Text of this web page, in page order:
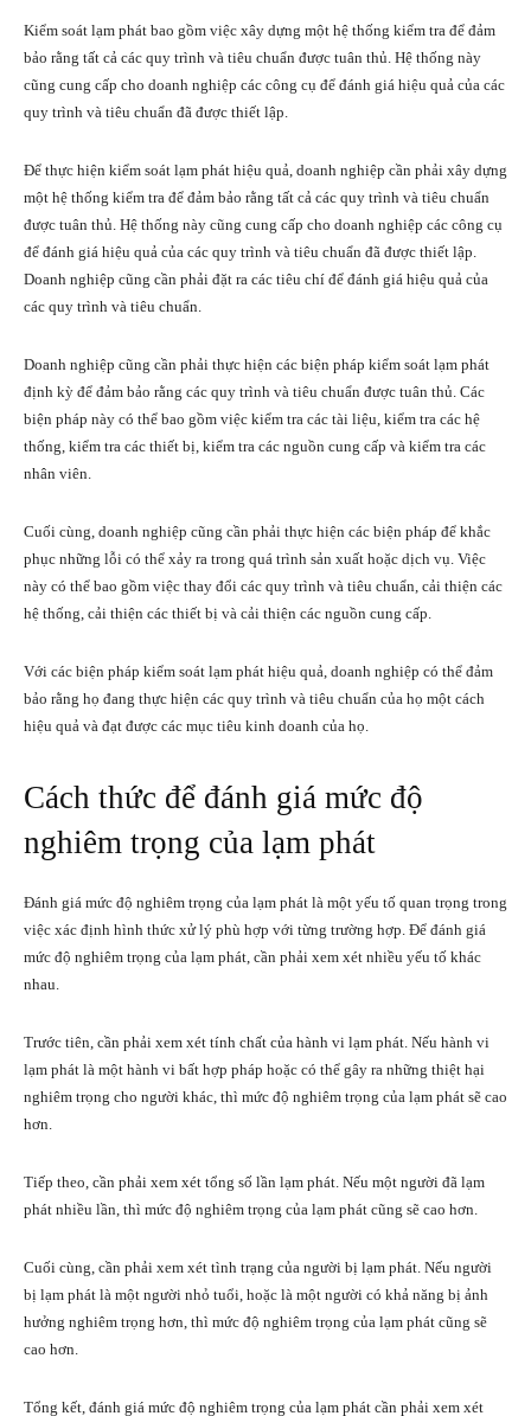
Kiểm soát lạm phát bao gồm việc xây dựng một hệ thống kiểm tra để đảm
bảo rằng tất cả các quy trình và tiêu chuẩn được tuân thủ. Hệ thống này
cũng cung cấp cho doanh nghiệp các công cụ để đánh giá hiệu quả của các
quy trình và tiêu chuẩn đã được thiết lập.
Để thực hiện kiểm soát lạm phát hiệu quả, doanh nghiệp cần phải xây dựng
một hệ thống kiểm tra để đảm bảo rằng tất cả các quy trình và tiêu chuẩn
được tuân thủ. Hệ thống này cũng cung cấp cho doanh nghiệp các công cụ
để đánh giá hiệu quả của các quy trình và tiêu chuẩn đã được thiết lập.
Doanh nghiệp cũng cần phải đặt ra các tiêu chí để đánh giá hiệu quả của
các quy trình và tiêu chuẩn.
Doanh nghiệp cũng cần phải thực hiện các biện pháp kiểm soát lạm phát
định kỳ để đảm bảo rằng các quy trình và tiêu chuẩn được tuân thủ. Các
biện pháp này có thể bao gồm việc kiểm tra các tài liệu, kiểm tra các hệ
thống, kiểm tra các thiết bị, kiểm tra các nguồn cung cấp và kiểm tra các
nhân viên.
Cuối cùng, doanh nghiệp cũng cần phải thực hiện các biện pháp để khắc
phục những lỗi có thể xảy ra trong quá trình sản xuất hoặc dịch vụ. Việc
này có thể bao gồm việc thay đổi các quy trình và tiêu chuẩn, cải thiện các
hệ thống, cải thiện các thiết bị và cải thiện các nguồn cung cấp.
Với các biện pháp kiểm soát lạm phát hiệu quả, doanh nghiệp có thể đảm
bảo rằng họ đang thực hiện các quy trình và tiêu chuẩn của họ một cách
hiệu quả và đạt được các mục tiêu kinh doanh của họ.
Cách thức để đánh giá mức độ
nghiêm trọng của lạm phát
Đánh giá mức độ nghiêm trọng của lạm phát là một yếu tố quan trọng trong
việc xác định hình thức xử lý phù hợp với từng trường hợp. Để đánh giá
mức độ nghiêm trọng của lạm phát, cần phải xem xét nhiều yếu tố khác
nhau.
Trước tiên, cần phải xem xét tính chất của hành vi lạm phát. Nếu hành vi
lạm phát là một hành vi bất hợp pháp hoặc có thể gây ra những thiệt hại
nghiêm trọng cho người khác, thì mức độ nghiêm trọng của lạm phát sẽ cao
hơn.
Tiếp theo, cần phải xem xét tổng số lần lạm phát. Nếu một người đã lạm
phát nhiều lần, thì mức độ nghiêm trọng của lạm phát cũng sẽ cao hơn.
Cuối cùng, cần phải xem xét tình trạng của người bị lạm phát. Nếu người
bị lạm phát là một người nhỏ tuổi, hoặc là một người có khả năng bị ảnh
hưởng nghiêm trọng hơn, thì mức độ nghiêm trọng của lạm phát cũng sẽ
cao hơn.
Tổng kết, đánh giá mức độ nghiêm trọng của lạm phát cần phải xem xét